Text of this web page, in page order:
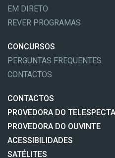
EM DIRETO
REVER PROGRAMAS
CONCURSOS
PERGUNTAS FREQUENTES
CONTACTOS
CONTACTOS
PROVEDORA DO
PROVEDORA DO OUVINTE
ACESSIBILIDADES
SATÉLITES